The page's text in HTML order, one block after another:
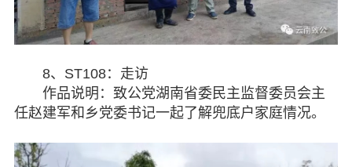
8、ST108：走访
作品说明：致公党湖南省委民主监督委员会主
任赵建军和乡党委书记一起了解兜底户家庭情况。